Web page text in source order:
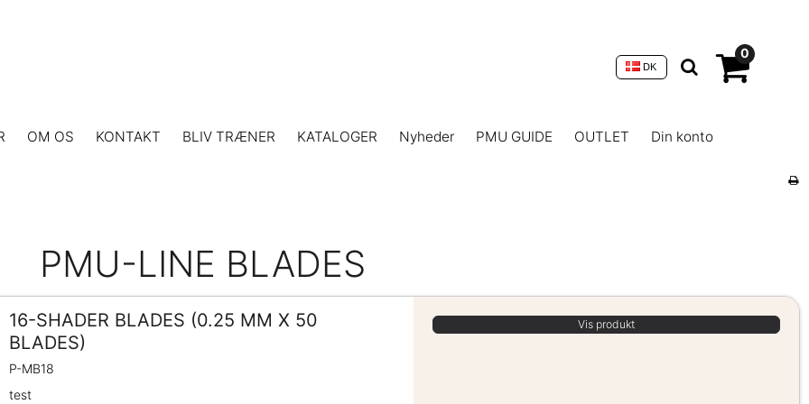
0
DK
OM OS KONTAKT BLIV TRÆNER KATALOGER Nyheder PMU GUIDE OUTLET Din konto
PMU-LINE BLADES
16-SHADER BLADES (0.25 MM X 50
BLADES)
P-MB18
test
Vis produkt